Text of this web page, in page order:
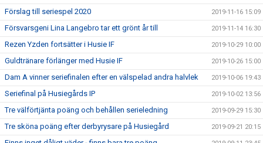
Förslag till seriespel 2020 2019-11-16 15:09
Försvarsgeni Lina Langebro tar ett grönt år till 2019-11-14 16:30
Rezen Yzden fortsätter i Husie IF 2019-10-29 10:00
Guldtränare förlänger med Husie IF 2019-10-26 15:00
Dam A vinner seriefinalen efter en välspelad andra halvlek 2019-10-06 19:43
Seriefinal på Husiegårds IP 2019-10-02 13:56
Tre välförtjänta poäng och behållen serieledning 2019-09-29 15:30
Tre sköna poäng efter derbyrysare på Husiegård 2019-09-21 20:15